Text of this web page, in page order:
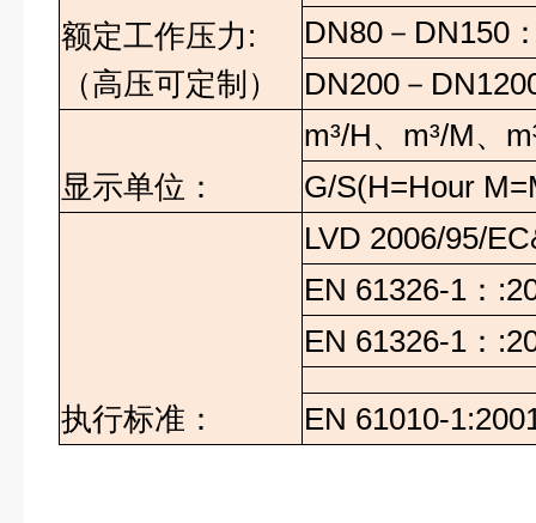
额定工作压力:
（高压可定制）
DN80－DN150
DN200－
显示单位：
m³/H、m³/M、
G/S(H=Hour
执行标准：
LVD 2006/95/
EN 61326-1：
EN 61326-1：
EN 61010-